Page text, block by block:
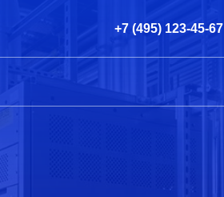
+7 (495) 123-45-67